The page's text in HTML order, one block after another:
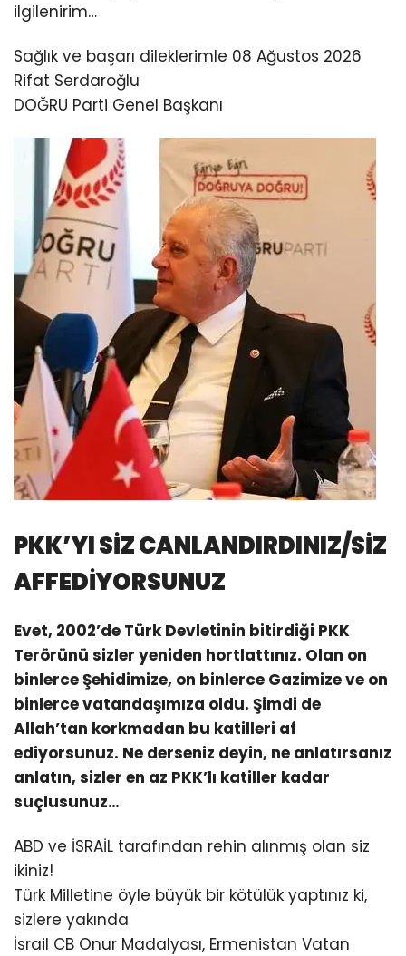
ilgilenirim…
Sağlık ve başarı dileklerimle 08 Ağustos 2026
Rifat Serdaroğlu
DOĞRU Parti Genel Başkanı
PKK’YI SİZ CANLANDIRDINIZ/SİZ
AFFEDİYORSUNUZ
Evet, 2002’de Türk Devletinin bitirdiği PKK
Terörünü sizler yeniden hortlattınız. Olan on
binlerce Şehidimize, on binlerce Gazimize ve on
binlerce vatandaşımıza oldu. Şimdi de
Allah’tan korkmadan bu katilleri af
ediyorsunuz. Ne derseniz deyin, ne anlatırsanız
anlatın, sizler en az PKK’lı katiller kadar
suçlusunuz…
ABD ve İSRAİL tarafından rehin alınmış olan siz
ikiniz!
Türk Milletine öyle büyük bir kötülük yaptınız ki,
sizlere yakında
İsrail CB Onur Madalyası, Ermenistan Vatan